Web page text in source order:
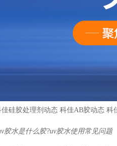
佳硅胶处理剂动态 科佳AB胶动态 科
胶水是什么胶?uv胶水使用常见问题